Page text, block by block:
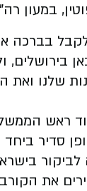
במעון
בברכה את
בירושלים,
שלנו ואת
ראש
סדיר
את